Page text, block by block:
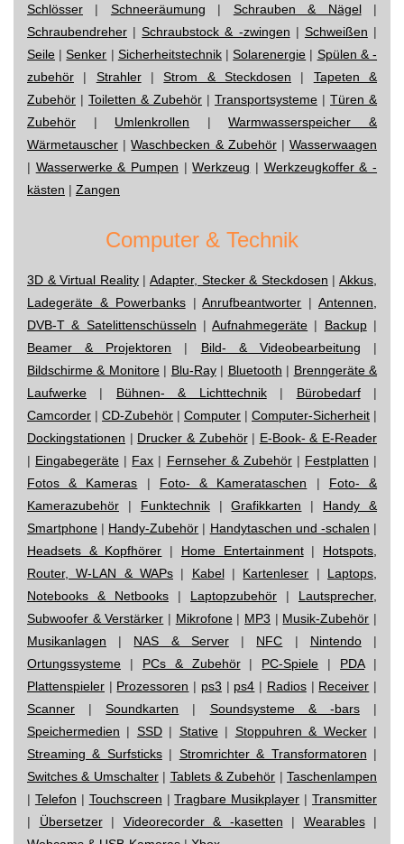
Schlösser | Schneeräumung | Schrauben & Nägel|
Schraubendreher |Schraubstock & -zwingen | Schweißen |
Seile |Senker | Sicherheitstechnik|Solarenergie | Spülen & -
zubehör | Strahler|Strom & Steckdosen | Tapeten &
Zubehör | Toiletten & Zubehör | Transportsysteme | Türen &
Zubehör | Umlenkrollen |Warmwasserspeicher &
Wärmetauscher |Waschbecken & Zubehör|Wasserwaagen
| Wasserwerke & Pumpen |Werkzeug | Werkzeugkoffer & -
kästen | Zangen
Computer & Technik
3D & Virtual Reality|Adapter, Stecker & Steckdosen |Akkus,
Ladegeräte & Powerbanks|Anrufbeantworter |Antennen,
DVB-T & Satelittenschüsseln |Aufnahmegeräte | Backup|
Beamer & Projektoren | Bild- & Videobearbeitung |
Bildschirme & Monitore| Blu-Ray| Bluetooth | Brenngeräte &
Laufwerke | Bühnen- & Lichttechnik| Bürobedarf|
Camcorder | CD-Zubehör | Computer | Computer-Sicherheit |
Dockingstationen | Drucker & Zubehör| E-Book- & E-Reader
| Eingabegeräte | Fax | Fernseher & Zubehör| Festplatten |
Fotos & Kameras | Foto- & Kamerataschen | Foto- &
Kamerazubehör | Funktechnik|Grafikkarten | Handy &
Smartphone | Handy-Zubehör | Handytaschen und -schalen |
Headsets & Kopfhörer | Home Entertainment| Hotspots,
Router, W-LAN & WAPs | Kabel| Kartenleser | Laptops,
Notebooks & Netbooks | Laptopzubehör | Lautsprecher,
Subwoofer & Verstärker | Mikrofone| MP3 | Musik-Zubehör |
Musikanlagen | NAS & Server| NFC | Nintendo|
Ortungssysteme | PCs & Zubehör| PC-Spiele | PDA|
Plattenspieler | Prozessoren | ps3 | ps4 | Radios| Receiver |
Scanner |Soundkarten | Soundsysteme & -bars|
Speichermedien | SSD| Stative| Stoppuhren & Wecker|
Streaming & Surfsticks| Stromrichter & Transformatoren |
Switches & Umschalter| Tablets & Zubehör | Taschenlampen
| Telefon | Touchscreen |Tragbare Musikplayer | Transmitter
| Übersetzer| Videorecorder & -kasetten | Wearables|